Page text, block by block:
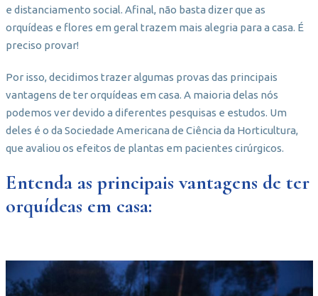
e distanciamento social. Afinal, não basta dizer que as
orquídeas e flores em geral trazem mais alegria para a casa. É
preciso provar!
Por isso, decidimos trazer algumas provas das principais
vantagens de ter orquídeas em casa. A maioria delas nós
podemos ver devido a diferentes pesquisas e estudos. Um
deles é o da Sociedade Americana de Ciência da Horticultura,
que avaliou os efeitos de plantas em pacientes cirúrgicos.
Entenda as principais vantagens de ter
orquídeas em casa: